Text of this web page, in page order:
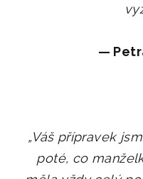
—
„Váš přípravek
poté, co